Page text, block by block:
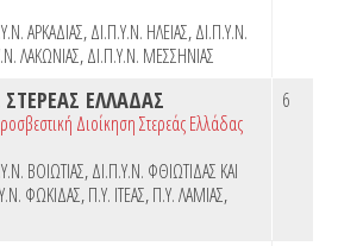
ΑΡΚΑΔΙΑΣ,ΔΙ.Π.Υ.Ν. ΗΛΕΙΑΣ,ΔΙ.Π.Υ.Ν.
ΛΑΚΩΝΙΑΣ,ΔΙ.Π.Υ.Ν. ΜΕΣΣΗΝΙΑΣ
ΕΛΛΑΔΑΣ
Διοίκηση Στερεάς Ελλάδας
ΒΟΙΩΤΙΑΣ,ΔΙ.Π.Υ.Ν. ΦΘΙΩΤΙΔΑΣ ΚΑΙ
ΦΩΚΙΔΑΣ,Π.Υ. ΙΤΕΑΣ,Π.Υ. ΛΑΜΙΑΣ,
6